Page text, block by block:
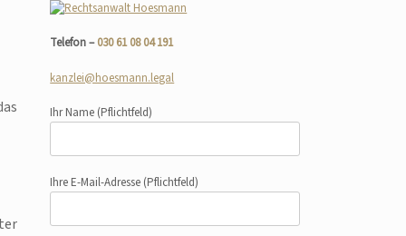
Telefon –030 61 08 04 191
kanzlei@hoesmann.legal
Ihr Name (Pflichtfeld)
Ihre E-Mail-Adresse (Pflichtfeld)